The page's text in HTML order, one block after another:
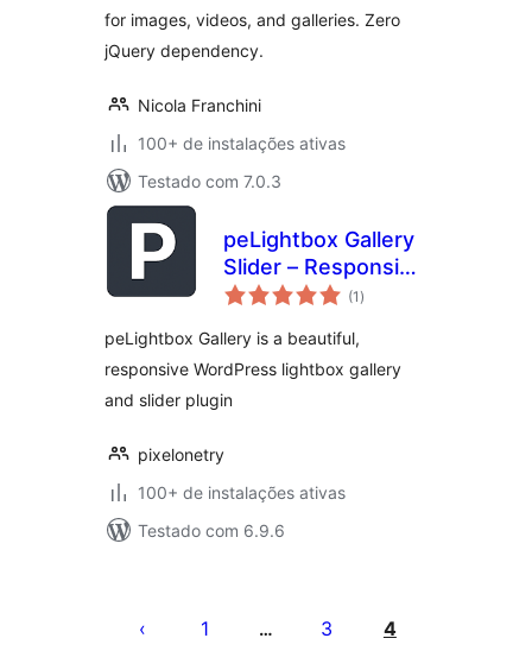
for images, videos, and galleries. Zero
jQuery dependency.
Nicola Franchini
100+ de instalações ativas
Testado com 7.0.3
peLightbox Gallery
Slider – Responsive
Lightbox,
Carousel, Image &
Video Gallery
(1 total
de
)
peLightbox Gallery is a beautiful,
responsive WordPress lightbox gallery
and slider plugin
pixelonetry
100+ de instalações ativas
Testado com 6.9.6
1 … 3 4